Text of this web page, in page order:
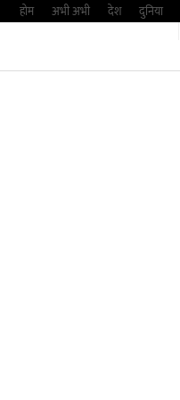
Skipहोम अभी अभी देश दुनिया